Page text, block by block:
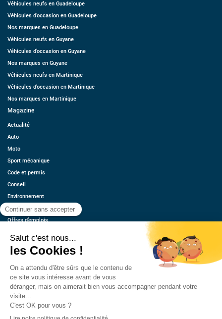
Véhicules neufs en Guadeloupe
Véhicules d’occasion en Guadeloupe
Nos marques en Guadeloupe
Véhicules neufs en Guyane
Véhicules d’occasion en Guyane
Nos marques en Guyane
Véhicules neufs en Martinique
Véhicules d’occasion en Martinique
Nos marques en Martinique
Magazine
Actualité
Auto
Moto
Sport mécanique
Code et permis
Conseil
Environnement
Économie
Offres d’emplois
Contact
Estimez votre voiture
Mentions légales
CGU